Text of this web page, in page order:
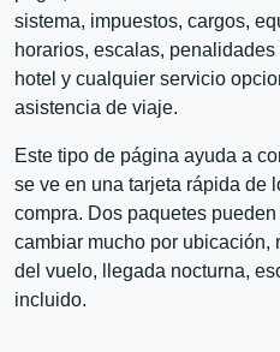
sistema, impuestos, cargos,
horarios, escalas,
hotel y cualquier servicio
asistencia de viaje.
Este tipo de página ayuda a
se ve en una tarjeta rápida de
compra. Dos paquetes
cambiar mucho por ubicación,
del vuelo, llegada nocturna,
incluido.